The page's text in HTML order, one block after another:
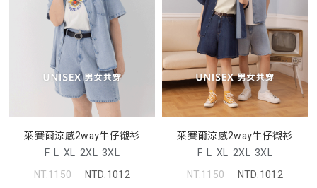
萊賽爾涼感2way牛仔襯衫
F L XL 2XL 3XL
NT.1150
NTD.1012
萊賽爾涼感2way牛仔襯衫
F L XL 2XL 3XL
NT.1150
NTD.1012